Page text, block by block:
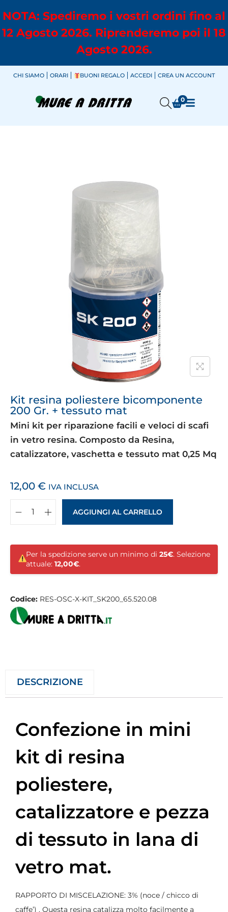
NOTA: Spediremo i vostri ordini fino al
12 Agosto 2026. Riprenderemo poi il 18
Agosto 2026.
CHI SIAMO ORARI BUONI REGALO ACCEDI CREA UN ACCOUNT
0
Kit resina poliestere bicomponente
200 Gr. + tessuto mat
Mini kit per riparazione facili e veloci di scafi
in vetro resina. Composto da Resina,
catalizzatore, vaschetta e tessuto mat 0,25 Mq
12,00 € IVA INCLUSA
AGGIUNGI AL CARRELLO
Per la spedizione serve un minimo di 25€. Selezione
attuale: 12,00€.
Codice: RES-OSC-X-KIT_SK200_65.520.08
DESCRIZIONE
Confezione in mini
kit di resina
poliestere,
catalizzatore e pezza
di tessuto in lana di
vetro mat.
RAPPORTO DI MISCELAZIONE: 3% (noce / chicco di
caffe’) . Questa resina catalizza molto facilmente a